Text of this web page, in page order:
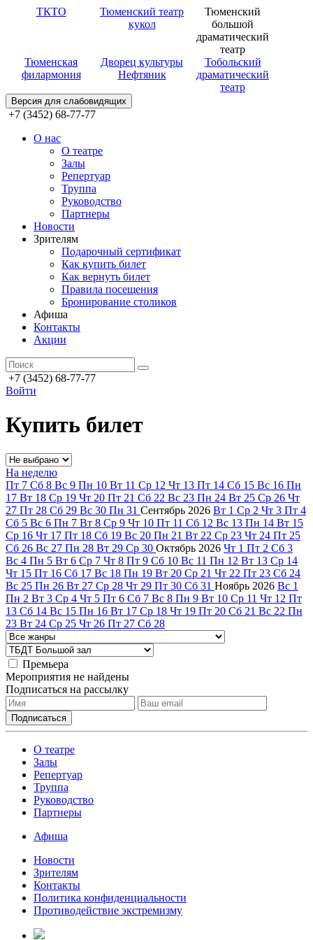
ТКТО
Тюменский театр
кукол
Тюменский
большой
драматический
театр
Тюменская
филармония
Дворец культуры
Нефтяник
Тобольский
драматический
театр
Версия для слабовидящих
+7 (3452) 68-77-77
О нас
О театре
Залы
Репертуар
Труппа
Руководство
Партнеры
Новости
Зрителям
Подарочный сертификат
Как купить билет
Как вернуть билет
Правила посещения
Бронирование столиков
Афиша
Контакты
Акции
+7 (3452) 68-77-77
Войти
Купить билет
На неделю
Пт 7 Сб 8 Вс 9 Пн 10 Вт 11 Ср 12 Чт 13 Пт 14 Сб 15 Вс 16 Пн
17 Вт 18 Ср 19 Чт 20 Пт 21 Сб 22 Вс 23 Пн 24 Вт 25 Ср 26 Чт
27 Пт 28 Сб 29 Вс 30 Пн 31 Сентябрь 2026 Вт 1 Ср 2 Чт 3 Пт 4
Сб 5 Вс 6 Пн 7 Вт 8 Ср 9 Чт 10 Пт 11 Сб 12 Вс 13 Пн 14 Вт 15
Ср 16 Чт 17 Пт 18 Сб 19 Вс 20 Пн 21 Вт 22 Ср 23 Чт 24 Пт 25
Сб 26 Вс 27 Пн 28 Вт 29 Ср 30 Октябрь 2026 Чт 1 Пт 2 Сб 3
Вс 4 Пн 5 Вт 6 Ср 7 Чт 8 Пт 9 Сб 10 Вс 11 Пн 12 Вт 13 Ср 14
Чт 15 Пт 16 Сб 17 Вс 18 Пн 19 Вт 20 Ср 21 Чт 22 Пт 23 Сб 24
Вс 25 Пн 26 Вт 27 Ср 28 Чт 29 Пт 30 Сб 31 Ноябрь 2026 Вс 1
Пн 2 Вт 3 Ср 4 Чт 5 Пт 6 Сб 7 Вс 8 Пн 9 Вт 10 Ср 11 Чт 12 Пт
13 Сб 14 Вс 15 Пн 16 Вт 17 Ср 18 Чт 19 Пт 20 Сб 21 Вс 22 Пн
23 Вт 24 Ср 25 Чт 26 Пт 27 Сб 28
Премьера
Мероприятия не найдены
Подписаться на рассылку
О театре
Залы
Репертуар
Труппа
Руководство
Партнеры
Афиша
Новости
Зрителям
Контакты
Политика конфиденциальности
Противодействие экстремизму